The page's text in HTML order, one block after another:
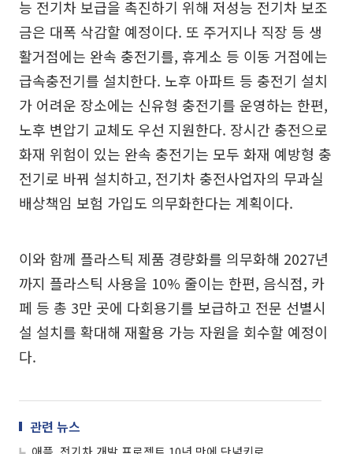
능 전기차 보급을 촉진하기 위해 저성능 전기차 보조
금은 대폭 삭감할 예정이다. 또 주거지나 직장 등 생
활거점에는 완속 충전기를, 휴게소 등 이동 거점에는
급속충전기를 설치한다. 노후 아파트 등 충전기 설치
가 어려운 장소에는 신유형 충전기를 운영하는 한편,
노후 변압기 교체도 우선 지원한다. 장시간 충전으로
화재 위험이 있는 완속 충전기는 모두 화재 예방형 충
전기로 바꿔 설치하고, 전기차 충전사업자의 무과실
배상책임 보험 가입도 의무화한다는 계획이다.
이와 함께 플라스틱 제품 경량화를 의무화해 2027년
까지 플라스틱 사용을 10% 줄이는 한편, 음식점, 카
페 등 총 3만 곳에 다회용기를 보급하고 전문 선별시
설 설치를 확대해 재활용 가능 자원을 회수할 예정이
다.
관련 뉴스